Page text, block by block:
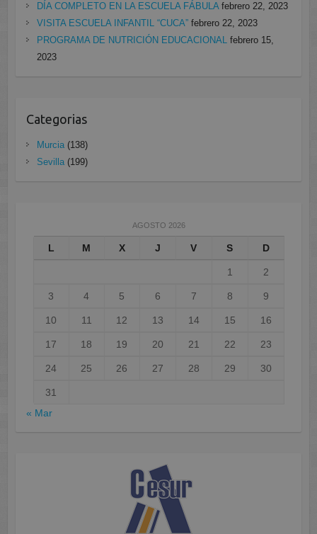
DÍA COMPLETO EN LA ESCUELA FÁBULA febrero 22, 2023
VISITA ESCUELA INFANTIL “CUCA” febrero 22, 2023
PROGRAMA DE NUTRICIÓN EDUCACIONAL febrero 15,
2023
Categorias
Murcia(138)
Sevilla(199)
AGOSTO 2026
L M X J V S D
1 2
3 4 5 6 7 8 9
10 11 12 13 14 15 16
17 18 19 20 21 22 23
24 25 26 27 28 29 30
31
« Mar